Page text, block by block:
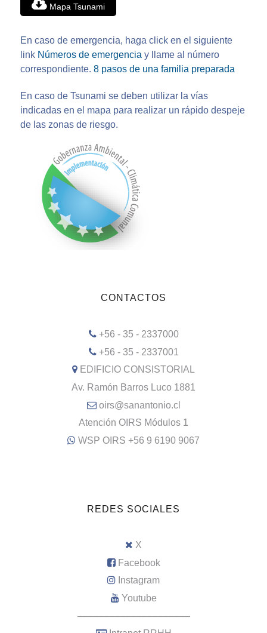
Mapa Tsunami
En caso de emergencia, haga click en el siguiente
link Números de emergencia y llame al número
correspondiente. 8 pasos de una familia preparada
En caso de Tsunami se deben utilizar la vías
indicadas en el mapa para realizar un rápido despeje
de las zonas de riesgo.
CONTACTOS
+56 - 35 - 2337000
+56 - 35 - 2337001
EDIFICIO CONSISTORIAL
Av. Ramón Barros Luco 1881
oirs@sanantonio.cl
Atención OIRS Módulos 1
WSP OIRS +56 9 6190 9067
REDES SOCIALES
X
Facebook
Instagram
Youtube
–––––––––––––––––––––